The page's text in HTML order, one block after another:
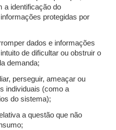
a identificação do
protegidas por
dados e informações
de dificultar ou obstruir o
demanda;
perseguir, ameaçar ou
individuais (como a
do sistema);
a questão que não